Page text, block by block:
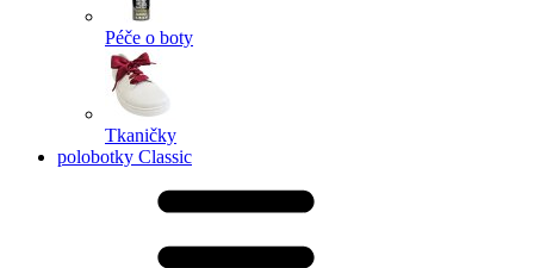
Péče o boty
Tkaničky
polobotky Classic